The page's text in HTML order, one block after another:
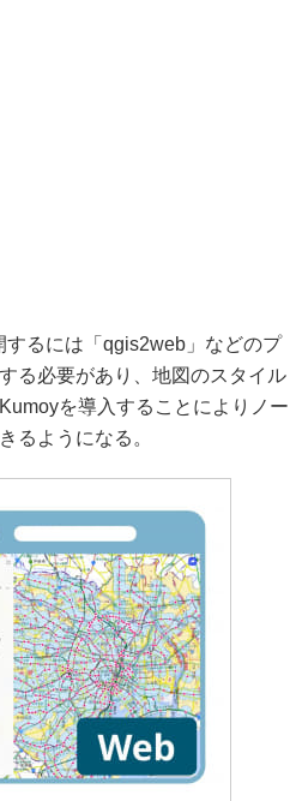
るには「qgis2web」などのプ
る必要があり、地図のスタイル
を導入することによりノー
るようになる。